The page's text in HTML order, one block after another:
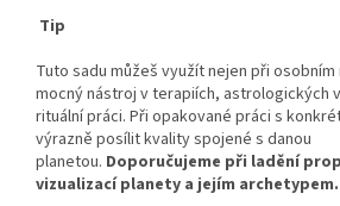
Tip
Tuto sadu můžeš využít nejen při
mocný nástroj v terapiích, astrologických
rituální práci. Při opakované práci s
výrazně posílit kvality spojené s danou
planetou. Doporučujeme při ladění
vizualizací planety a jejím archetypem.